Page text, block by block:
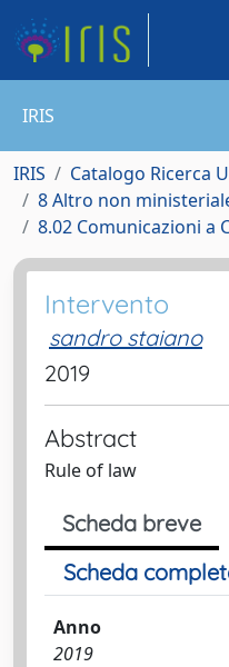
IRIS
IRIS
Catalogo Ricerca
8 Altro non
8.02 Comunicazioni a
Intervento
sandro staiano
2019
Abstract
Rule of law
Scheda breve
Scheda
Anno
2019